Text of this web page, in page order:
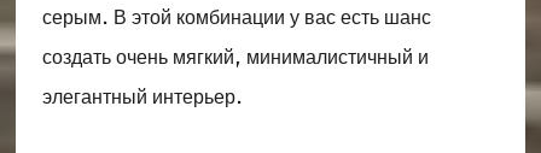
серым. В этой комбинации у вас есть шанс
создать очень мягкий, минималистичный и
элегантный интерьер.